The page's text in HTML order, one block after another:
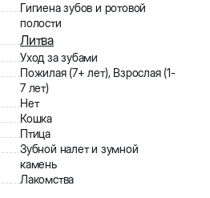
Гигиена зубов и ротовой
полости
Литва
Уход за зубами
Пожилая (7+ лет), Взрослая (1-
7 лет)
Нет
Кошка
Птица
Зубной налет и зумной
камень
Лакомства